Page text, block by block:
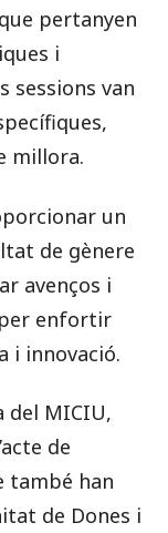
pertanyen
i
sessions van
millora.
un
de gènere
avenços i
enfortir
i innovació.
del MICIU,
de
també han
de Dones i